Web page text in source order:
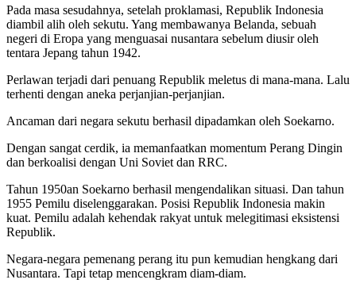
Pada masa sesudahnya, setelah proklamasi, Republik Indonesia
diambil alih oleh sekutu. Yang membawanya Belanda, sebuah
negeri di Eropa yang menguasai nusantara sebelum diusir oleh
tentara Jepang tahun 1942.
Perlawan terjadi dari penuang Republik meletus di mana-mana. Lalu
terhenti dengan aneka perjanjian-perjanjian.
Ancaman dari negara sekutu berhasil dipadamkan oleh Soekarno.
Dengan sangat cerdik, ia memanfaatkan momentum Perang Dingin
dan berkoalisi dengan Uni Soviet dan RRC.
Tahun 1950an Soekarno berhasil mengendalikan situasi. Dan tahun
1955 Pemilu diselenggarakan. Posisi Republik Indonesia makin
kuat. Pemilu adalah kehendak rakyat untuk melegitimasi eksistensi
Republik.
Negara-negara pemenang perang itu pun kemudian hengkang dari
Nusantara. Tapi tetap mencengkram diam-diam.